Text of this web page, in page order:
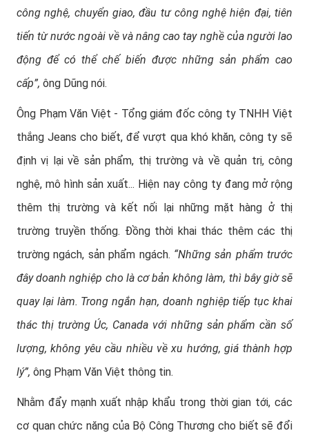
công nghệ, chuyển giao, đầu tư công nghệ hiện đại, tiên
tiến từ nước ngoài về và nâng cao tay nghề của người lao
động để có thể chế biến được những sản phẩm cao
cấp”, ông Dũng nói.
Ông Phạm Văn Việt - Tổng giám đốc công ty TNHH Việt
thắng Jeans cho biết, để vượt qua khó khăn, công ty sẽ
định vị lại về sản phẩm, thị trường và về quản trị, công
nghệ, mô hình sản xuất... Hiện nay công ty đang mở rộng
thêm thị trường và kết nối lại những mặt hàng ở thị
trường truyền thống. Đồng thời khai thác thêm các thị
trường ngách, sản phẩm ngách. “Những sản phẩm trước
đây doanh nghiệp cho là cơ bản không làm, thì bây giờ sẽ
quay lại làm. Trong ngắn hạn, doanh nghiệp tiếp tục khai
thác thị trường Úc, Canada với những sản phẩm cần số
lượng, không yêu cầu nhiều về xu hướng, giá thành hợp
lý”, ông Phạm Văn Việt thông tin.
Nhằm đẩy mạnh xuất nhập khẩu trong thời gian tới, các
cơ quan chức năng của Bộ Công Thương cho biết sẽ đổi